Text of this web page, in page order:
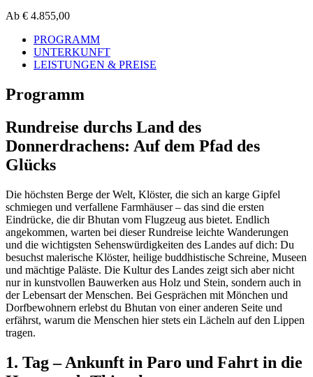
Ab € 4.855,00
PROGRAMM
UNTERKUNFT
LEISTUNGEN & PREISE
Programm
Rundreise durchs Land des
Donnerdrachens: Auf dem Pfad des
Glücks
Die höchsten Berge der Welt, Klöster, die sich an karge Gipfel
schmiegen und verfallene Farmhäuser – das sind die ersten
Eindrücke, die dir Bhutan vom Flugzeug aus bietet. Endlich
angekommen, warten bei dieser Rundreise leichte Wanderungen
und die wichtigsten Sehenswürdigkeiten des Landes auf dich: Du
besuchst malerische Klöster, heilige buddhistische Schreine, Museen
und mächtige Paläste. Die Kultur des Landes zeigt sich aber nicht
nur in kunstvollen Bauwerken aus Holz und Stein, sondern auch in
der Lebensart der Menschen. Bei Gesprächen mit Mönchen und
Dorfbewohnern erlebst du Bhutan von einer anderen Seite und
erfährst, warum die Menschen hier stets ein Lächeln auf den Lippen
tragen.
1. Tag – Ankunft in Paro und Fahrt in die